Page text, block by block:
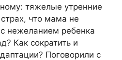
тяжелые утренние
что мама не
нежеланием ребенка
Как сократить и
Поговорили с